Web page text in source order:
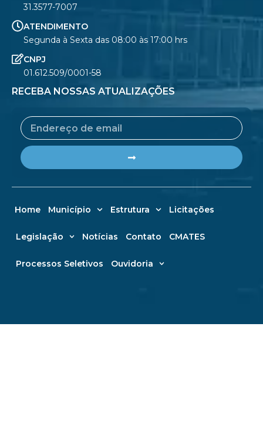
31.3577-7007
ATENDIMENTO
Segunda à Sexta das 08:00 às 17:00 hrs
CNPJ
01.612.509/0001-58
RECEBA NOSSAS ATUALIZAÇÕES
Email
Home Município Estrutura Licitações
Legislação Notícias Contato CMATES
Processos Seletivos Ouvidoria